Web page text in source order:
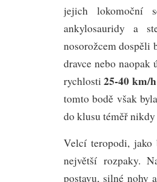
jejich lokomoční
ankylosauridy a
nosorožcem dospěli
dravce nebo
rychlosti25-40 km/h
tomto bodě však
do klusu téměř
Velcí teropodi, jako
největší rozpaky.
postavu, silné nohy